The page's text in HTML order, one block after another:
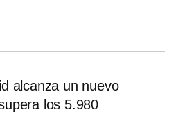
alcanza un nuevo
los 5.980